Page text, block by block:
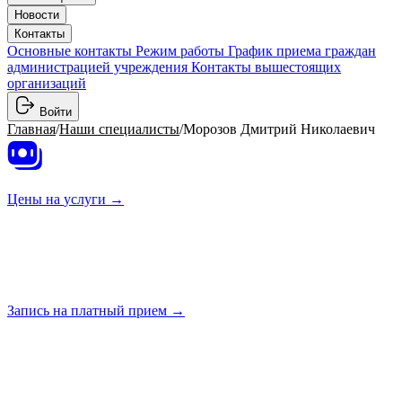
Новости
Контакты
Основные контакты Режим работы График приема граждан
администрацией учреждения Контакты вышестоящих
организаций
Войти
Главная/Наши специалисты/Морозов Дмитрий Николаевич
Цены на услуги →
Запись на платный прием →